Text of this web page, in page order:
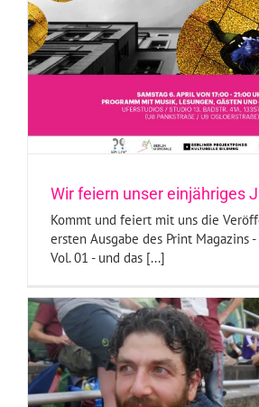
Wir feiern unser einjähriges
Kommt und feiert mit uns die
ersten Ausgabe des Print Magazins -
Vol. 01 - und das [...]